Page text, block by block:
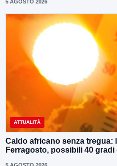
5 AGOSTO 2026
ATTUALITÀ
Caldo africano senza tregua:
Ferragosto, possibili 40